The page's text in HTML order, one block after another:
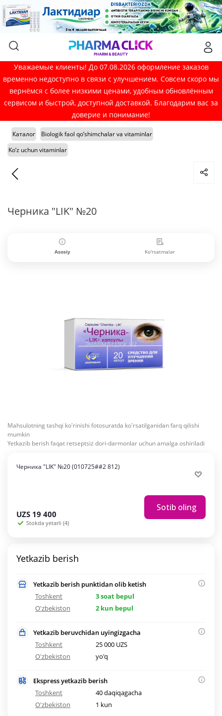
Уважаемые клиенты! До 07.08.2026 оформление заказов
временно недоступно в связи с улучшением. Совсем скоро мы
вернёмся с более низкими ценами, удобным обновлённым
сервисом и быстрой, доступной доставкой. Благодарим вас за
доверие и понимание!
Каталог
Biologik faol qo’shimchalar va vitaminlar
Ko’z uchun vitaminlar
Черника "LIK" №20
Asosiy Ko'rsatmalar
Mahsulotning tashqi ko'rinishi fotosuratda ko'rsatilganidan farq qilishi
mumkin
Yetkazib berish faqat retseptsiz dori-darmonlar uchun amalga oshiriladi
Черника "LIK" №20 (010725##2 812)
UZS 19 400
Stokda yetarli (4)
Sotib oling
Yetkazib berish
Yetkazib berish punktidan olib ketish
Toshkent
3 soat bepul
O'zbekiston
2 kun bepul
Yetkazib beruvchidan uyingizgacha
Toshkent
25 000 UZS
O'zbekiston
yo'q
Ekspress yetkazib berish
Toshkent
40 daqiqagacha
O'zbekiston
1 kun